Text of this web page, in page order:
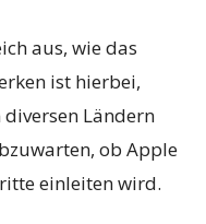
aus, wie das
ist hierbei,
diversen Ländern
ob Apple
einleiten wird.